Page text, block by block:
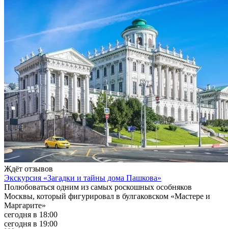
Ждёт отзывов
Экскурсия «Загадки и тайны дома Пашкова»
Полюбоваться одним из самых роскошных особняков
Москвы, который фигурировал в булгаковском «Мастере и
Маргарите»
сегодня в 18:00
сегодня в 19:00